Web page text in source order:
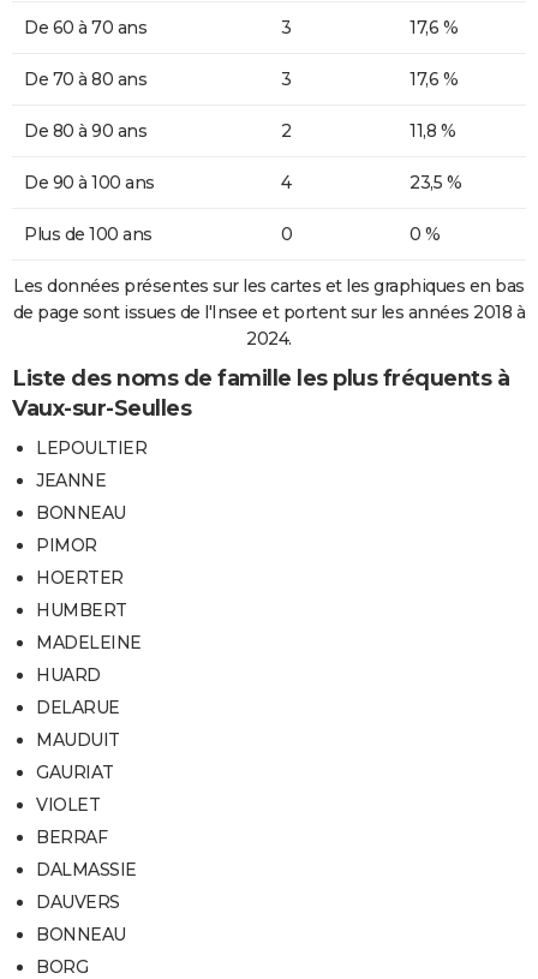
De 60 à 70 ans 3 17,6 %
De 70 à 80 ans 3 17,6 %
De 80 à 90 ans 2 11,8 %
De 90 à 100 ans 4 23,5 %
Plus de 100 ans 0 0 %
Les données présentes sur les cartes et les graphiques en bas
de page sont issues de l'Insee et portent sur les années 2018 à
2024.
Liste des noms de famille les plus fréquents à
Vaux-sur-Seulles
LEPOULTIER
JEANNE
BONNEAU
PIMOR
HOERTER
HUMBERT
MADELEINE
HUARD
DELARUE
MAUDUIT
GAURIAT
VIOLET
BERRAF
DALMASSIE
DAUVERS
BONNEAU
BORG